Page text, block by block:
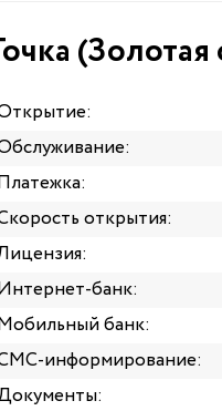
открытия:
банк:
банк:
информирование: